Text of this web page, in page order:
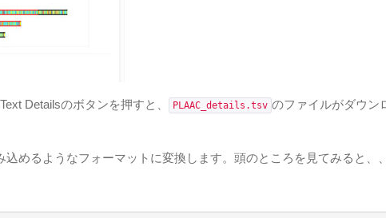
Detailsのボタンを押すと、 PLAAC_details.tsv のファイルがダウン
めるようなフォーマットに変換します。頭のところを見てみると、、